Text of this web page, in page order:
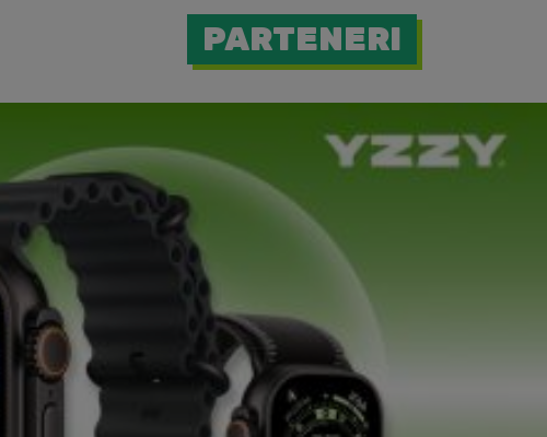
PARTENERI